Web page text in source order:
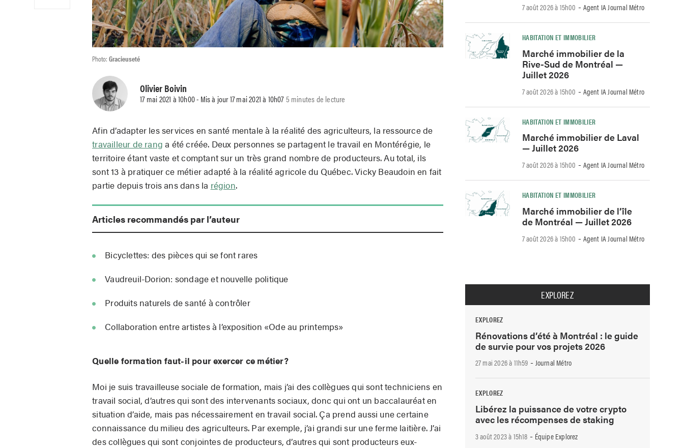
Photo:Gracieuseté
Olivier Boivin
17 mai 2021 à 10h00 - Mis à jour 17 mai 2021 à 10h075 minutes de lecture
Afin d’adapter les services en santé mentale à la réalité des agriculteurs, la ressource de
travailleur de rang a été créée. Deux personnes se partagent le travail en Montérégie, le
territoire étant vaste et comptant sur un très grand nombre de producteurs. Au total, ils
sont 13 à pratiquer ce métier adapté à la réalité agricole du Québec. Vicky Beaudoin en fait
partie depuis trois ans dans la région.
Articles recommandés par l’auteur
Bicyclettes: des pièces qui se font rares
Vaudreuil-Dorion: sondage et nouvelle politique
Produits naturels de santé à contrôler
Collaboration entre artistes à l’exposition «Ode au printemps»
Quelle formation faut-il pour exercer ce métier?
Moi je suis travailleuse sociale de formation, mais j’ai des collègues qui sont techniciens en
travail social, d’autres qui sont des intervenants sociaux, donc qui ont un baccalauréat en
situation d’aide, mais pas nécessairement en travail social. Ça prend aussi une certaine
connaissance du milieu des agriculteurs. Par exemple, j’ai grandi sur une ferme laitière. J’ai
des collègues qui sont conjointes de producteurs, d’autres qui sont producteurs eux-
7 août 2026 à 15h00 -Agent IA Journal Métro
HABITATION ET IMMOBILIER
Marché immobilier de la
Rive-Sud de Montréal —
Juillet 2026
7 août 2026 à 15h00 -Agent IA Journal Métro
HABITATION ET IMMOBILIER
Marché immobilier de Laval
— Juillet 2026
7 août 2026 à 15h00 -Agent IA Journal Métro
HABITATION ET IMMOBILIER
Marché immobilier de l’île
de Montréal — Juillet 2026
7 août 2026 à 15h00 -Agent IA Journal Métro
EXPLOREZ
EXPLOREZ
Rénovations d’été à Montréal : le guide
de survie pour vos projets 2026
27 mai 2026 à 11h59 -Journal Métro
EXPLOREZ
Libérez la puissance de votre crypto
avec les récompenses de staking
3 août 2023 à 15h18 - Équipe Explorez